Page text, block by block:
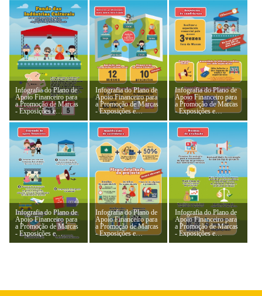
Infografia do Plano de
Apoio Financeiro para
a Promoção de Marcas
- Exposições e
2019 (1)
Infografia do Plano de
Apoio Financeiro para
a Promoção de Marcas
- Exposições e
2019 (2)
Infografia do Plano de
Apoio Financeiro para
a Promoção de Marcas
- Exposições e
2019 (3)
Infografia do Plano de
Apoio Financeiro para
a Promoção de Marcas
- Exposições e
Espectáculos Culturais
Infografia do Plano de
Apoio Financeiro para
a Promoção de Marcas
- Exposições e
Infografia do Plano de
Apoio Financeiro para
a Promoção de Marcas
- Exposições e